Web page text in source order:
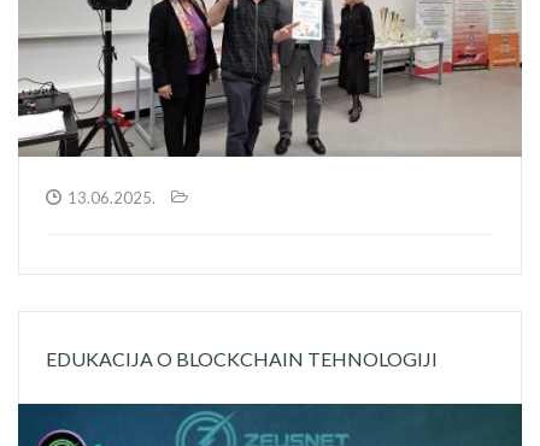
13.06.2025.
EDUKACIJA O BLOCKCHAIN TEHNOLOGIJI